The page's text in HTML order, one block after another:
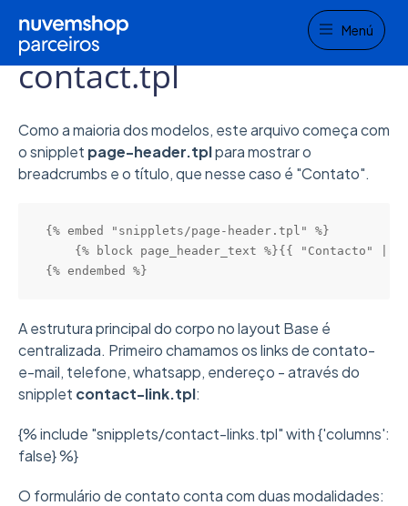
Menu
Menú
Home Sobre o layout Base
contact.tpl
Como a maioria dos modelos, este arquivo começa com
o snipplet page-header.tplpara mostrar o
breadcrumbs e o título, que nesse caso é "Contato".
{% embed "snipplets/page-header.tpl" %}
{% block page_header_text %}{{ "Contacto" |
{% endembed %}
A estrutura principal do corpo no layout Base é
centralizada. Primeiro chamamos os links de contato-
e-mail, telefone, whatsapp, endereço - através do
snipplet contact-link.tpl:
{% include "snipplets/contact-links.tpl" with {'columns':
false} %}
O formulário de contato conta com duas modalidades: